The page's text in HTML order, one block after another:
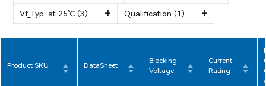
Vf_Typ. at 25℃(3) Qualification(1)
Product SKU DataSheet
Blocking
Voltage
Current
Rating